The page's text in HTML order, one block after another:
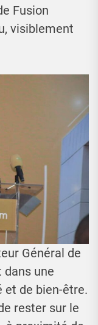
Fusion
visiblement
Général de
dans une
et de bien-être.
rester sur le